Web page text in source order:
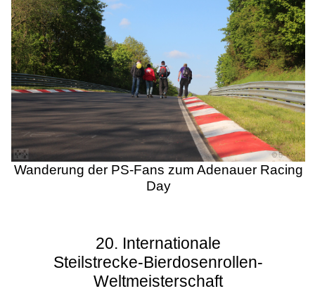
Wanderung der PS-Fans zum Adenauer Racing
Day
20. Internationale
Steilstrecke-Bierdosenrollen-
Weltmeisterschaft